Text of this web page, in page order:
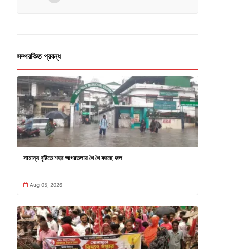
সম্পরকিত প্রবন্ধ
সামান্য বৃষ্টিতে শহর আগরতলায় থৈ থৈ করছে জল
Aug 05, 2026